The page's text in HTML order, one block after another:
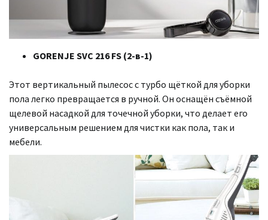
GORENJE SVC 216 FS (2-в-1)
Этот вертикальный пылесос с турбо щёткой для уборки
пола легко превращается в ручной. Он оснащён съёмной
щелевой насадкой для точечной уборки, что делает его
универсальным решением для чистки как пола, так и
мебели.